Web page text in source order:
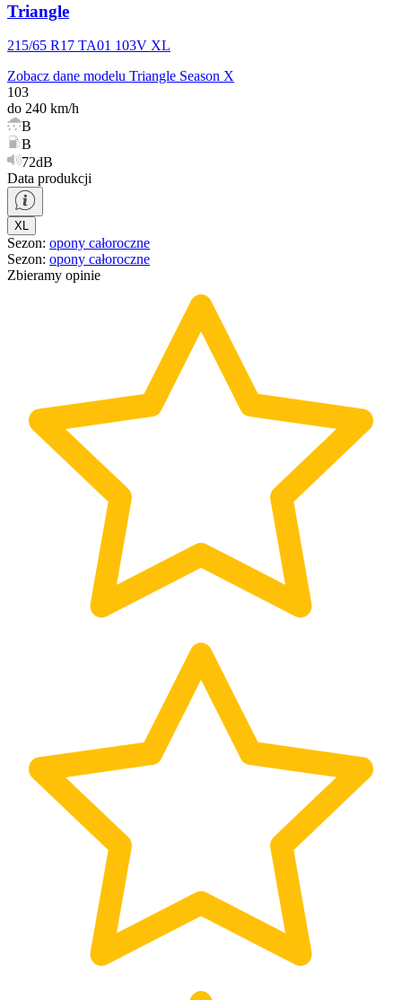
Triangle
215/65 R17 TA01 103V XL
Zobacz dane modelu Triangle Season X
103
do 240 km/h
B
B
72dB
Data produkcji
XL
Sezon: opony całoroczne
Sezon: opony całoroczne
Zbieramy opinie